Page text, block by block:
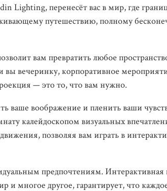
Lighting, перенесёт вас в мир, где
путешествию, полному
вам превратить любое
вы вечеринку, корпоративное
— это то, что вам нужно.
ваше воображение и пленить ваши
калейдоскопом визуальных
позволяя вам играть в
предпочтениям. Интерактивная
многое другое, гарантирует, что